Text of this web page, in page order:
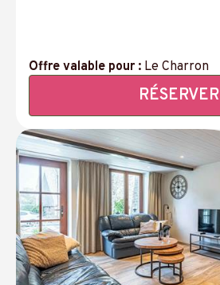
Offre valable pour : Le Charron
RÉSERVER